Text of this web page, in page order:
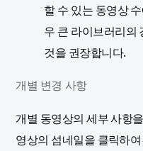
할 수 있는 동영상
우 큰 라이브러리의
것을 권장합니다.
개별 변경 사항
개별 동영상의 세부 사항
영상의 섬네일을 클릭하